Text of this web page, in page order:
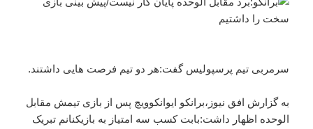
سرمربی تیم پرسپولیس گفت:هر دو تیم فرصت هایی داشتند.
به گزارش افق نیوز،برانکو ایوانکوویچ پس از بازی تیمش مقابل
الوحده اظهار داشت:بابت کسب سه امتیاز به بازیکنانم تبریک